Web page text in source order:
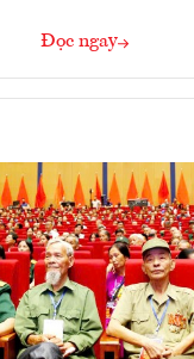
Đọc ngay